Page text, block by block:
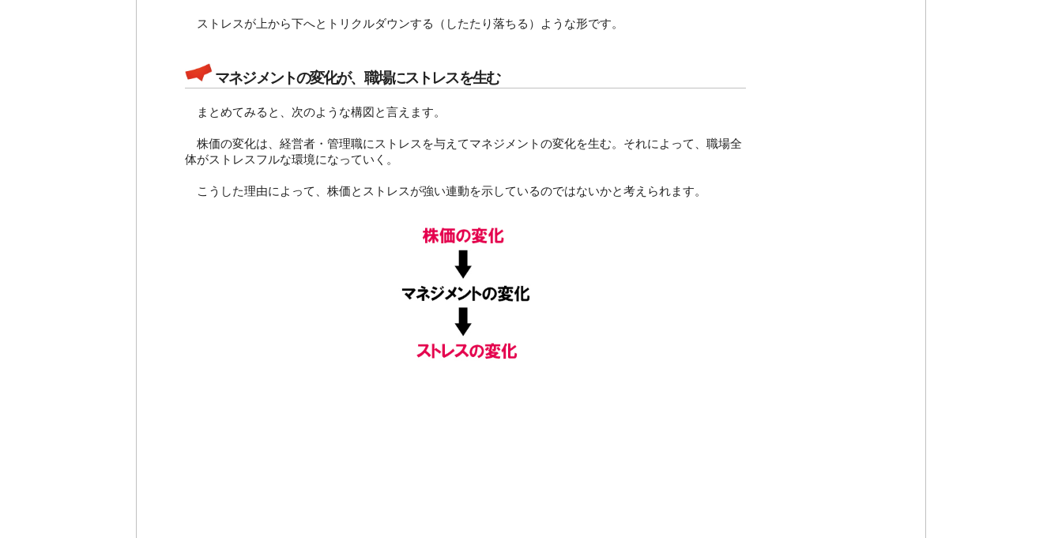
ストレスが上から下へとトリクルダウンする（したたり落ちる）ような形です。
マネジメントの変化が、職場にストレスを生む
まとめてみると、次のような構図と言えます。
株価の変化は、経営者・管理職にストレスを与えてマネジメントの変化を生む。それによって、職場全
体がストレスフルな環境になっていく。
こうした理由によって、株価とストレスが強い連動を示しているのではないかと考えられます。